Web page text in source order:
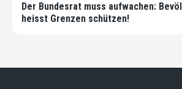
Der Bundesrat muss aufwachen:
heisst Grenzen schützen!